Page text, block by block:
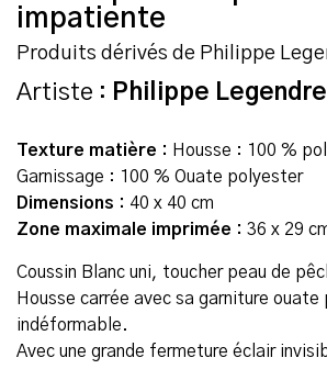
impatiente
Produits dérivés de Philippe
Artiste : Philippe
Texture matière : Housse : 100 %
Garnissage : 100 % Ouate polyester
Dimensions : 40 x 40 cm
Zone maximale imprimée : 36 x 29
Coussin Blanc uni, toucher peau de
Housse carrée avec sa garniture
indéformable.
Avec une grande fermeture éclair